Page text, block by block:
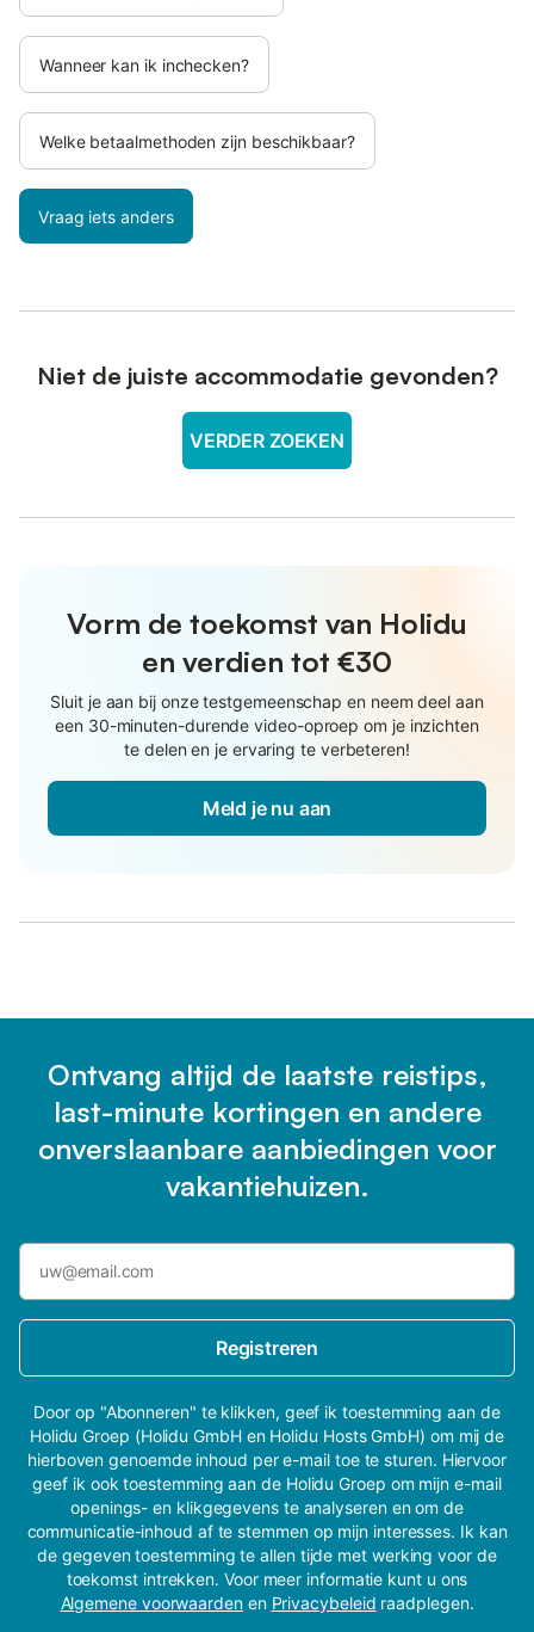
Wanneer kan ik inchecken?
Welke betaalmethoden zijn beschikbaar?
Vraag iets anders
Niet de juiste accommodatie gevonden?
VERDER ZOEKEN
Vorm de toekomst van Holidu
en verdien tot €30
Sluit je aan bij onze testgemeenschap en neem deel aan
een 30-minuten-durende video-oproep om je inzichten
te delen en je ervaring te verbeteren!
Meld je nu aan
Ontvang altijd de laatste reistips,
last-minute kortingen en andere
onverslaanbare aanbiedingen voor
vakantiehuizen.
Registreren
Door op "Abonneren" te klikken, geef ik toestemming aan de
Holidu Groep (Holidu GmbH en Holidu Hosts GmbH) om mij de
hierboven genoemde inhoud per e-mail toe te sturen. Hiervoor
geef ik ook toestemming aan de Holidu Groep om mijn e-mail
openings- en klikgegevens te analyseren en om de
communicatie-inhoud af te stemmen op mijn interesses. Ik kan
de gegeven toestemming te allen tijde met werking voor de
toekomst intrekken. Voor meer informatie kunt u ons
Algemene voorwaardenen Privacybeleid raadplegen.